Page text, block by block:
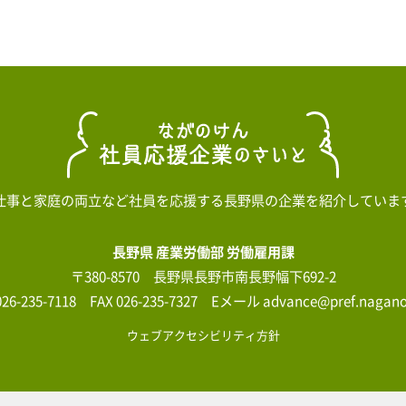
事と家庭の両立など社員を応援する長野県の企業を紹介していま
長野県 産業労働部 労働雇用課
〒380-8570 長野県長野市南長野幅下692-2
235-7118 FAX 026-235-7327 Eメール
ウェブアクセシビリティ方針